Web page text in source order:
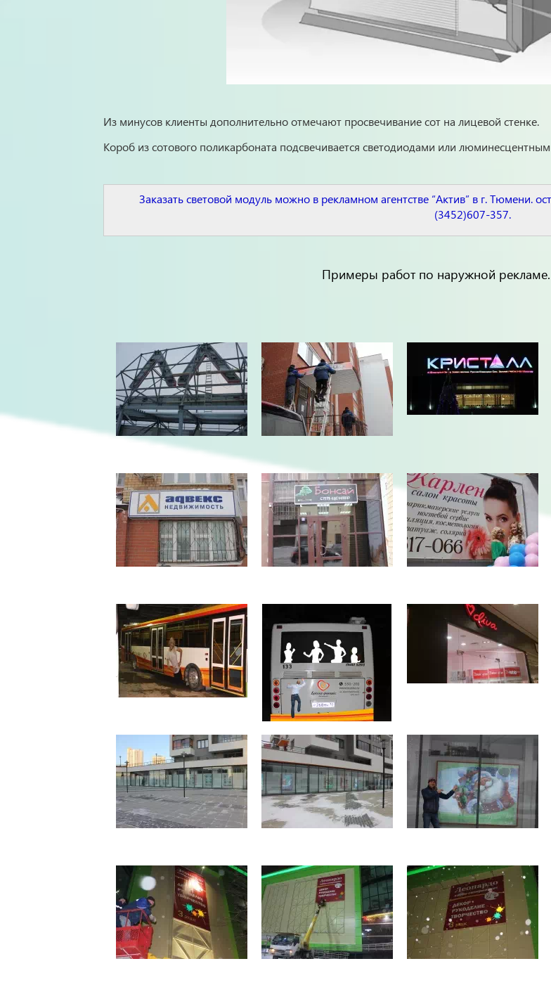
Из минусов клиенты дополнительно отмечают просвечивание сот на лицевой стенке.
Короб из сотового поликарбоната подсвечивается светодиодами или
Заказать световой модуль можно в рекламном агентстве “Актив” в г. Тюмени.
(3452)607-357.
Примеры работ по наружной